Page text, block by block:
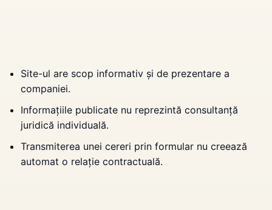
Site-ul are scop informativ și de prezentare a
companiei.
Informațiile publicate nu reprezintă consultanță
juridică individuală.
Transmiterea unei cereri prin formular nu creează
automat o relație contractuală.